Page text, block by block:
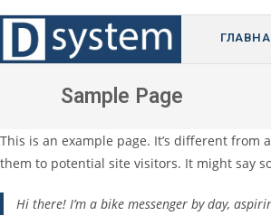
Перейти
содержимому
Sample Page
This is an example page. It’s different
them to potential site visitors. It might say
Hi there! I’m a bike messenger by day,